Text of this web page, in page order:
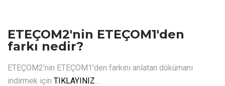
ETEÇOM2'nin ETEÇOM1'den
farkı nedir?
ETEÇOM2'nin ETEÇOM1'den farkını anlatan dökümanı
indirmek için TIKLAYINIZ...